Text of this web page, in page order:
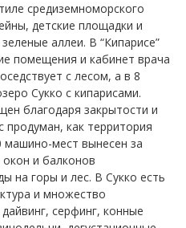
средиземноморского
детские площадки и
аллеи. В “Кипарисе”
помещения и кабинет врача
с лесом, а в 8
Сукко с кипарисами.
благодаря закрытости и
как территория
машино-мест вынесен за
и балконов
на горы и лес. В Сукко есть
и множество
серфинг, конные